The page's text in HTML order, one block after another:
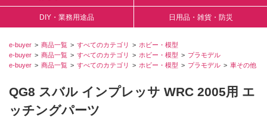
DIY・業務用途品 日用品・雑貨・防災
e-buyer 商品一覧 すべてのカテゴリ
ホビー・模型
e-buyer
商品一覧 すべてのカテゴリ ホビー・模型
プラモデル
e-buyer
商品一覧 すべてのカテゴリ ホビー・模型 プラモデル 車その他
QG8 スバル インプレッサ WRC 2005用 エ
ッチングパーツ